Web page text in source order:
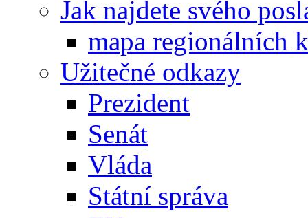
Jak najdete svého
mapa regionálních
Užitečné odkazy
Prezident
Senát
Vláda
Státní správa